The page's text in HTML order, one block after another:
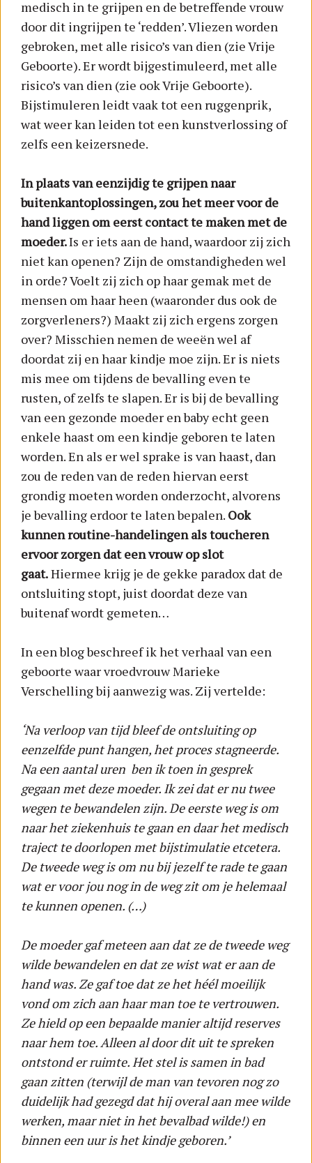
medisch in te grijpen en de betreffende vrouw
door dit ingrijpen te ‘redden’. Vliezen worden
gebroken, met alle risico’s van dien (zie Vrije
Geboorte). Er wordt bijgestimuleerd, met alle
risico’s van dien (zie ook Vrije Geboorte).
Bijstimuleren leidt vaak tot een ruggenprik,
wat weer kan leiden tot een kunstverlossing of
zelfs een keizersnede.
In plaats van eenzijdig te grijpen naar
buitenkantoplossingen, zou het meer voor de
hand liggen om eerst contact te maken met de
moeder.Is er iets aan de hand, waardoor zij zich
niet kan openen? Zijn de omstandigheden wel
in orde? Voelt zij zich op haar gemak met de
mensen om haar heen (waaronder dus ook de
zorgverleners?) Maakt zij zich ergens zorgen
over? Misschien nemen de weeën wel af
doordat zij en haar kindje moe zijn. Er is niets
mis mee om tijdens de bevalling even te
rusten, of zelfs te slapen. Er is bij de bevalling
van een gezonde moeder en baby echt geen
enkele haast om een kindje geboren te laten
worden. En als er wel sprake is van haast, dan
zou de reden van de reden hiervan eerst
grondig moeten worden onderzocht, alvorens
je bevalling erdoor te laten bepalen. Ook
kunnen routine-handelingen als toucheren
ervoor zorgen dat een vrouw op slot
gaat.Hiermee krijg je de gekke paradox dat de
ontsluiting stopt, juist doordat deze van
buitenaf wordt gemeten…
In een blog beschreef ik het verhaal van een
geboorte waar vroedvrouw Marieke
Verschelling bij aanwezig was. Zij vertelde:
‘Na verloop van tijd bleef de ontsluiting op
eenzelfde punt hangen, het proces stagneerde.
Na een aantal uren ben ik toen in gesprek
gegaan met deze moeder. Ik zei dat er nu twee
wegen te bewandelen zijn. De eerste weg is om
naar het ziekenhuis te gaan en daar het medisch
traject te doorlopen met bijstimulatie etcetera.
De tweede weg is om nu bij jezelf te rade te gaan
wat er voor jou nog in de weg zit om je helemaal
te kunnen openen. (…)
De moeder gaf meteen aan dat ze de tweede weg
wilde bewandelen en dat ze wist wat er aan de
hand was. Ze gaf toe dat ze het héél moeilijk
vond om zich aan haar man toe te vertrouwen.
Ze hield op een bepaalde manier altijd reserves
naar hem toe. Alleen al door dit uit te spreken
ontstond er ruimte. Het stel is samen in bad
gaan zitten (terwijl de man van tevoren nog zo
duidelijk had gezegd dat hij overal aan mee wilde
werken, maar niet in het bevalbad wilde!) en
binnen een uur is het kindje geboren.’